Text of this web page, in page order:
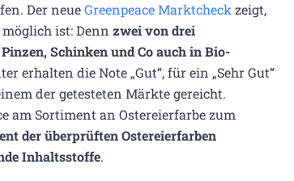
Der neueGreenpeace Marktcheckzeigt,
ist: Denn zwei von drei
Schinken und Co auch in Bio-
erhalten die Note „Gut“, für ein „Sehr Gut“
der getesteten Märkte gereicht.
am Sortiment an Ostereierfarbe zum
der überprüften Ostereierfarben
Inhaltsstoffe.